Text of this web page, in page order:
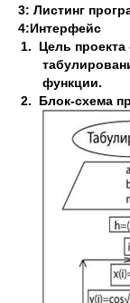
3: Листинг
4:Интерфейс
1. Цель проекта
функции.
2. Блок-схема